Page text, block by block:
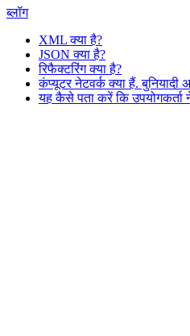
ब्लॉग
XML क्या है?
JSON क्या है?
रिफैक्टरिंग क्या है?
कंप्यूटर नेटवर्क क्या हैं. बुनियादी
यह कैसे पता करें कि उपयोगकर्ता